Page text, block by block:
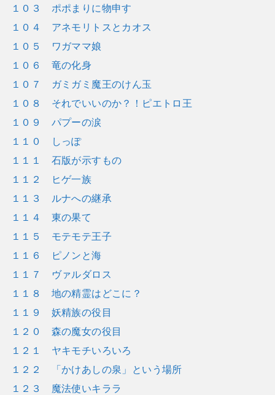
１０３ ポポまりに物申す
１０４ アネモリトスとカオス
１０５ ワガママ娘
１０６ 竜の化身
１０７ ガミガミ魔王のけん玉
１０８ それでいいのか？！ピエトロ王
１０９ パプーの涙
１１０ しっぽ
１１１ 石版が示すもの
１１２ ヒゲ一族
１１３ ルナへの継承
１１４ 東の果て
１１５ モテモテ王子
１１６ ピノンと海
１１７ ヴァルダロス
１１８ 地の精霊はどこに？
１１９ 妖精族の役目
１２０ 森の魔女の役目
１２１ ヤキモチいろいろ
１２２ 「かけあしの泉」という場所
１２３ 魔法使いキララ